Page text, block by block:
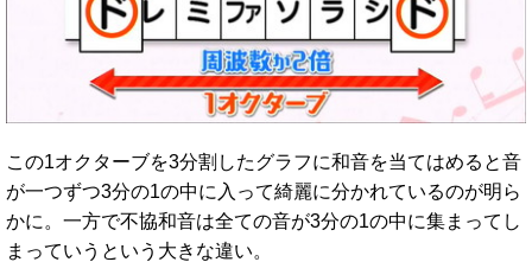
この1オクターブを3分割したグラフに和音を当てはめると音
が一つずつ3分の1の中に入って綺麗に分かれているのが明ら
かに。一方で不協和音は全ての音が3分の1の中に集まってし
まっていうという大きな違い。